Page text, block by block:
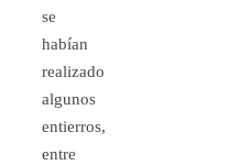
se
habían
realizado
algunos
entierros,
entre